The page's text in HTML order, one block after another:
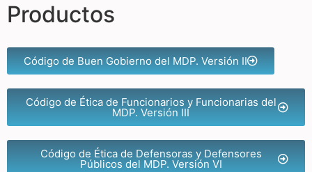
Productos
Código de Buen Gobierno del MDP. Versión II
Código de Ética de Funcionarios y Funcionarias del
MDP. Versión III
Código de Ética de Defensoras y Defensores
Públicos del MDP. Versión VI